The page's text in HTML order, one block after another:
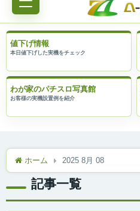
値下げ情報
わが家のパチスロ写真館
ホーム 2025 8月 08
記事一覧